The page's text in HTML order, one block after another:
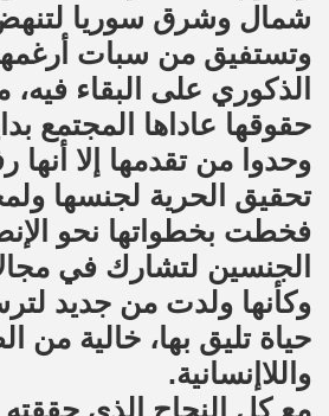
شمال وشرق سوريا
وتستفيق من سبات
الذكوري على البقاء
حقوقها عاداها المجتمع
وحدوا من تقدمها إلا أنها
تحقيق الحرية لجنسها
فخطت بخطواتها نحو
الجنسين لتشارك في
وكأنها ولدت من جديد
حياة تليق بها، خالية من
واللاإنسانية.
مع كل النجاح الذي حققته